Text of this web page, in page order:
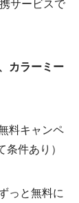
カラーミー
料キャンペ
件あり）
っと無料に